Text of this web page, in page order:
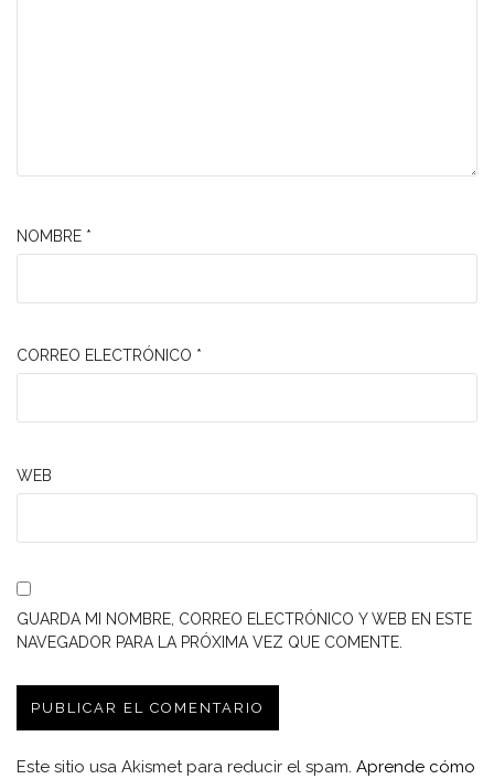
NOMBRE *
CORREO ELECTRÓNICO *
WEB
GUARDA MI NOMBRE, CORREO ELECTRÓNICO Y WEB EN ESTE
NAVEGADOR PARA LA PRÓXIMA VEZ QUE COMENTE.
Este sitio usa Akismet para reducir el spam. Aprende cómo